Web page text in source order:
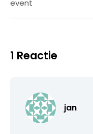
event
1 Reactie
jan